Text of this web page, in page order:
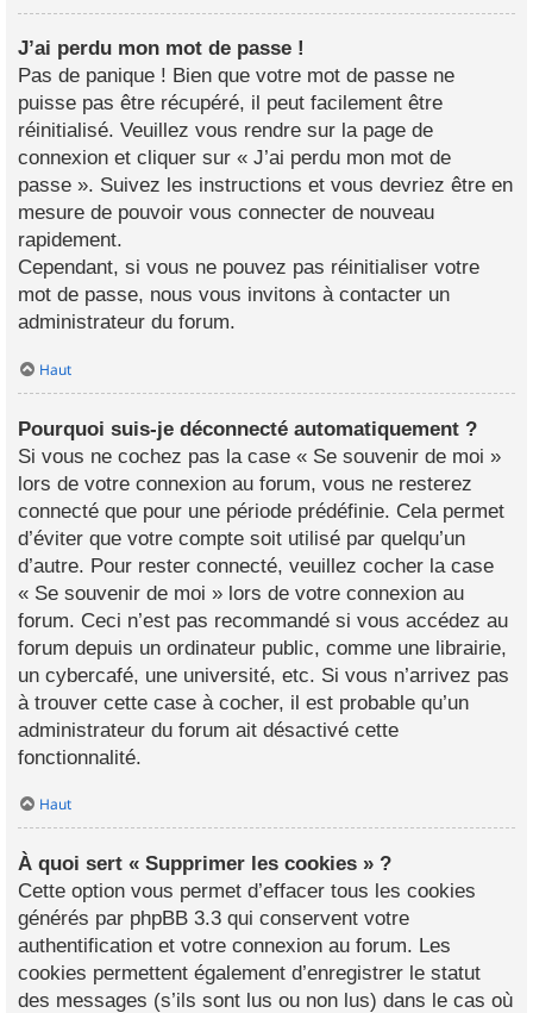
J’ai perdu mon mot de passe !
Pas de panique ! Bien que votre mot de passe ne
puisse pas être récupéré, il peut facilement être
réinitialisé. Veuillez vous rendre sur la page de
connexion et cliquer sur « J’ai perdu mon mot de
passe ». Suivez les instructions et vous devriez être en
mesure de pouvoir vous connecter de nouveau
rapidement.
Cependant, si vous ne pouvez pas réinitialiser votre
mot de passe, nous vous invitons à contacter un
administrateur du forum.
Haut
Pourquoi suis-je déconnecté automatiquement ?
Si vous ne cochez pas la case « Se souvenir de moi »
lors de votre connexion au forum, vous ne resterez
connecté que pour une période prédéfinie. Cela permet
d’éviter que votre compte soit utilisé par quelqu’un
d’autre. Pour rester connecté, veuillez cocher la case
« Se souvenir de moi » lors de votre connexion au
forum. Ceci n’est pas recommandé si vous accédez au
forum depuis un ordinateur public, comme une librairie,
un cybercafé, une université, etc. Si vous n’arrivez pas
à trouver cette case à cocher, il est probable qu’un
administrateur du forum ait désactivé cette
fonctionnalité.
Haut
À quoi sert « Supprimer les cookies » ?
Cette option vous permet d’effacer tous les cookies
générés par phpBB 3.3 qui conservent votre
authentification et votre connexion au forum. Les
cookies permettent également d’enregistrer le statut
des messages (s’ils sont lus ou non lus) dans le cas où